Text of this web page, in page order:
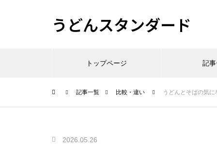
うどんスタンダード
トップページ 記
記事一覧 比較・違い うどんとそばの気
2026.05.26